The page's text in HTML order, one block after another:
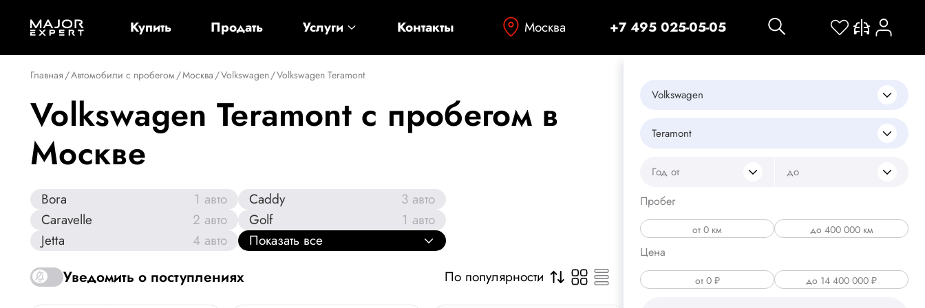
Купить Продать Услуги Контакты Москва +7 495 025-05-05
Главная /Автомобили с пробегом/Москва /Volkswagen/Volkswagen Teramont
Volkswagen Teramont с пробегом в
Москве
Bora 1 авто Caddy 3 авто
Caravelle
2 авто Golf 1 авто
Jetta
4 авто Показать все
Уведомить о поступлениях По популярности
Volkswagen
Teramont
Год от до
Пробег
Цена